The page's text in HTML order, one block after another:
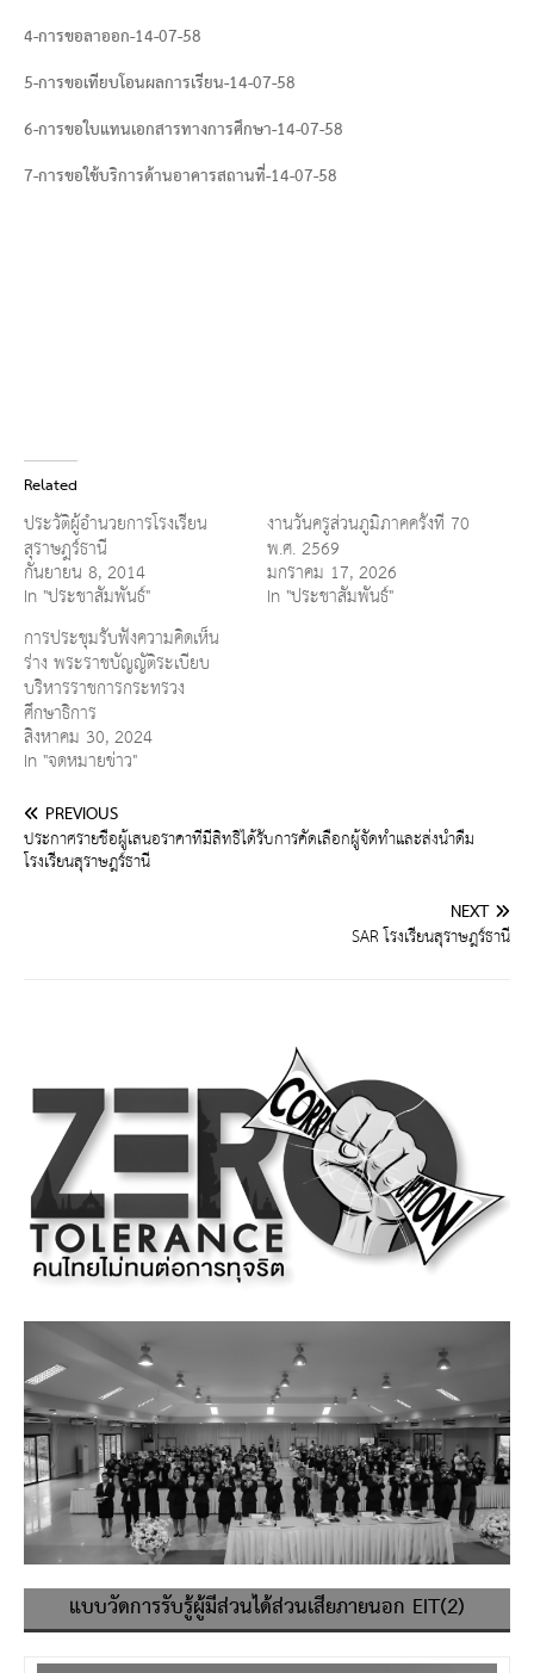
4-การขอลาออก-14-07-58
5-การขอเทียบโอนผลการเรียน-14-07-58
6-การขอใบแทนเอกสารทางการศึกษา-14-07-58
7-การขอใช้บริการด้านอาคารสถานที่-14-07-58
Related
ประวัติผู้อำนวยการโรงเรียน
สุราษฎร์ธานี
กันยายน 8, 2014
In "ประชาสัมพันธ์"
งานวันครูส่วนภูมิภาคครั้งที่ 70
พ.ศ. 2569
มกราคม 17, 2026
In "ประชาสัมพันธ์"
การประชุมรับฟังความคิดเห็น
ร่าง พระราชบัญญัติระเบียบ
บริหารราชการกระทรวง
ศึกษาธิการ
สิงหาคม 30, 2024
In "จดหมายข่าว"
PREVIOUS
ประกาศรายชื่อผู้เสนอราคาที่มีสิทธิได้รับการคัดเลือกผู้จัดทำและส่งน้ำดื่ม
โรงเรียนสุราษฎร์ธานี
NEXT
SAR โรงเรียนสุราษฎร์ธานี
แบบวัดการรับรู้ผู้มีส่วนได้ส่วนเสียภายนอก EIT(2)